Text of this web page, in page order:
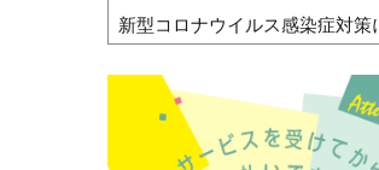
新型コロナウイルス感染症対策